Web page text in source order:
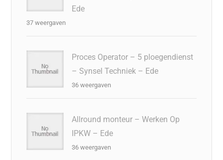
Ede
37 weergaven
Proces Operator – 5 ploegendienst
– Synsel Techniek – Ede
36 weergaven
Allround monteur – Werken Op
IPKW – Ede
36 weergaven